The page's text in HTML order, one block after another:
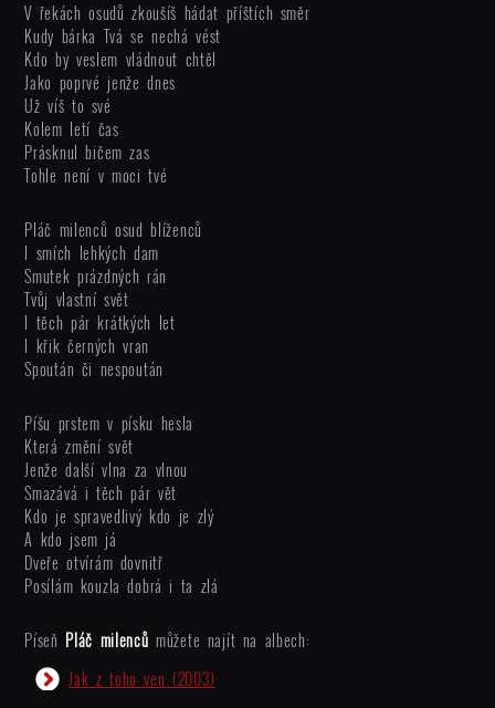
V řekách osudů zkoušíš hádat příštích směr
Kudy bárka Tvá se nechá vést
Kdo by veslem vládnout chtěl
Jako poprvé jenže dnes
Už víš to své
Kolem letí čas
Prásknul bičem zas
Tohle není v moci tvé
Pláč milenců osud blíženců
I smích lehkých dam
Smutek prázdných rán
Tvůj vlastní svět
I těch pár krátkých let
I křik černých vran
Spoután či nespoután
Píšu prstem v písku hesla
Která změní svět
Jenže další vlna za vlnou
Smazává i těch pár vět
Kdo je spravedlivý kdo je zlý
A kdo jsem já
Dveře otvírám dovnitř
Posílám kouzla dobrá i ta zlá
Píseň Pláč milenců můžete najít na albech:
Jak z toho ven (2003)